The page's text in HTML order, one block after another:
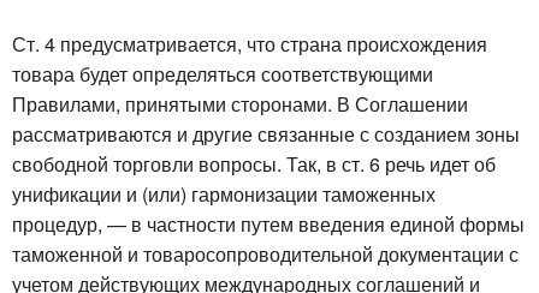
Ст. 4 предусматривается, что страна происхождения
товара будет определяться соответствующими
Правилами, принятыми сторонами. В Соглашении
рассматриваются и другие связанные с созданием зоны
свободной торговли вопросы. Так, в ст. 6 речь идет об
унификации и (или) гармонизации таможенных
процедур, — в частности путем введения единой формы
таможенной и товаросопроводительной документации с
учетом действующих международных соглашений и